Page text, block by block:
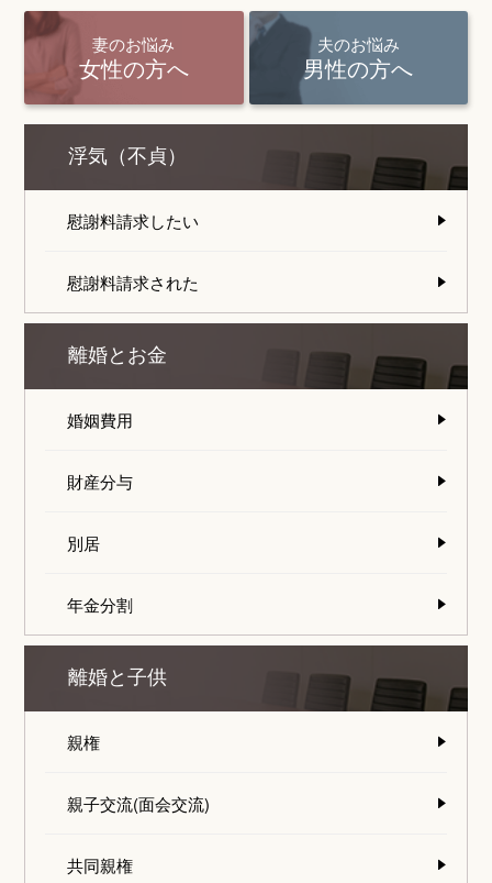
妻のお悩み
女性の方へ
夫のお悩み
男性の方へ
浮気（不貞）
慰謝料請求したい
慰謝料請求された
離婚とお金
婚姻費用
財産分与
別居
年金分割
離婚と子供
親権
親子交流(面会交流)
共同親権